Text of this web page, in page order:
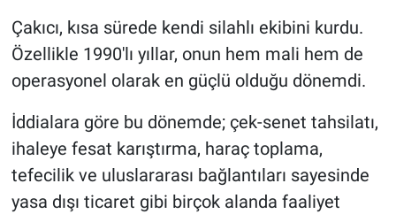
Çakıcı, kısa sürede kendi silahlı ekibini kurdu.
Özellikle 1990'lı yıllar, onun hem mali hem de
operasyonel olarak en güçlü olduğu dönemdi.
İddialara göre bu dönemde; çek-senet tahsilatı,
ihaleye fesat karıştırma, haraç toplama,
tefecilik ve uluslararası bağlantıları sayesinde
yasa dışı ticaret gibi birçok alanda faaliyet
Yerel Yaşam
Canlı Yayın